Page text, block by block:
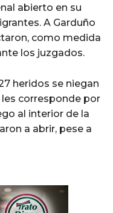
abierto en su
A Garduño
como medida
los juzgados.
heridos se niegan
corresponde por
al interior de la
a abrir, pese a